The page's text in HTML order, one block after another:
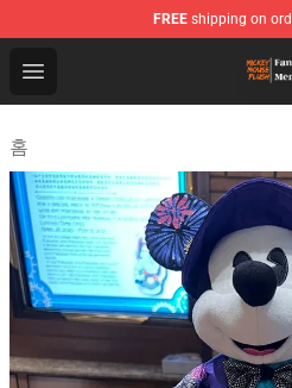
FREE shipping on
Open menu
Mickey Mouse Plush Shop
홈